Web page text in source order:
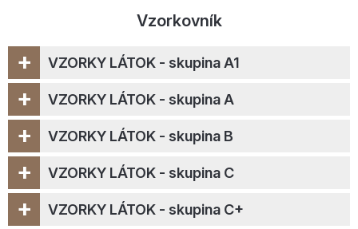
Vzorkovník
VZORKY LÁTOK - skupina A1
+
VZORKY LÁTOK - skupina A
+
VZORKY LÁTOK - skupina B
+
VZORKY LÁTOK - skupina C
+
VZORKY LÁTOK - skupina C+
+